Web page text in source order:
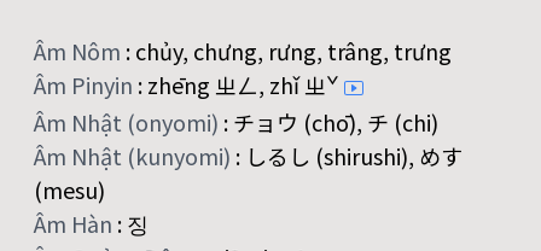
Âm Nôm :chủy, chưng, rưng, trâng, trưng
Âm Pinyin :zhēng ㄓㄥ, zhǐ ㄓˇ
Âm Nhật (onyomi) :チョウ (chō), チ (chi)
Âm Nhật (kunyomi) : しるし (shirushi), めす
(mesu)
Âm Hàn :징